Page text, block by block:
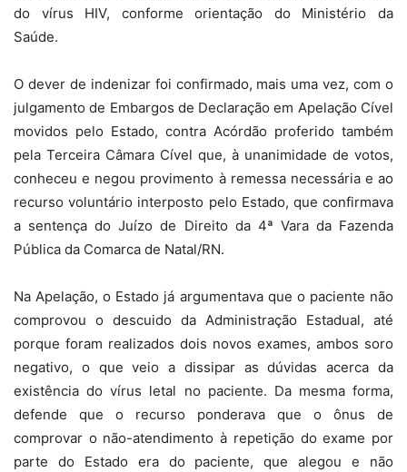
do vírus HIV, conforme orientação do Ministério da
Saúde.
O dever de indenizar foi confirmado, mais uma vez, com o
julgamento de Embargos de Declaraçãoem Apelação Cível
movidos pelo Estado, contra Acórdão proferido também
pela Terceira Câmara Cível que, à unanimidade de votos,
conheceu e negou provimento à remessa necessária e ao
recurso voluntário interposto pelo Estado, que confirmava
a sentença do Juízo de Direito da 4ª Vara da Fazenda
Pública da Comarca de Natal/RN.
Na Apelação, o Estado já argumentava que o paciente não
comprovou o descuido da Administração Estadual, até
porque foram realizados dois novos exames, ambos soro
negativo, o que veio a dissipar as dúvidas acerca da
existência do vírus letal no paciente. Da mesma forma,
defende que o recurso ponderava que o ônus de
comprovar o não-atendimento à repetição do exame por
parte do Estado era do paciente, que alegou e não